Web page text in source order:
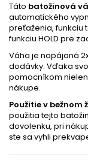
Táto batožinová
automatického
preťaženia, funkciu
funkciu HOLD pre
Váha je napájaná
dodávky. Vďaka
pomocníkom
nákupe.
Použitie v bežnom
použitia tejto
dovolenku, pri
ste sa vyhli